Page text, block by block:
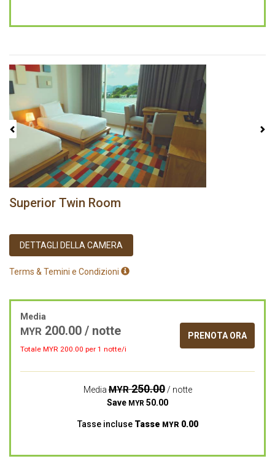
Previous
Superior Twin Room
DETTAGLI DELLA CAMERA
Terms & Temini e Condizioni
Media
MYR 200.00 / notte
Totale MYR 200.00 per 1 notte/i
PRENOTA ORA
MediaMYR250.00/ notte
Save MYR 50.00
Tasse incluse Tasse MYR 0.00